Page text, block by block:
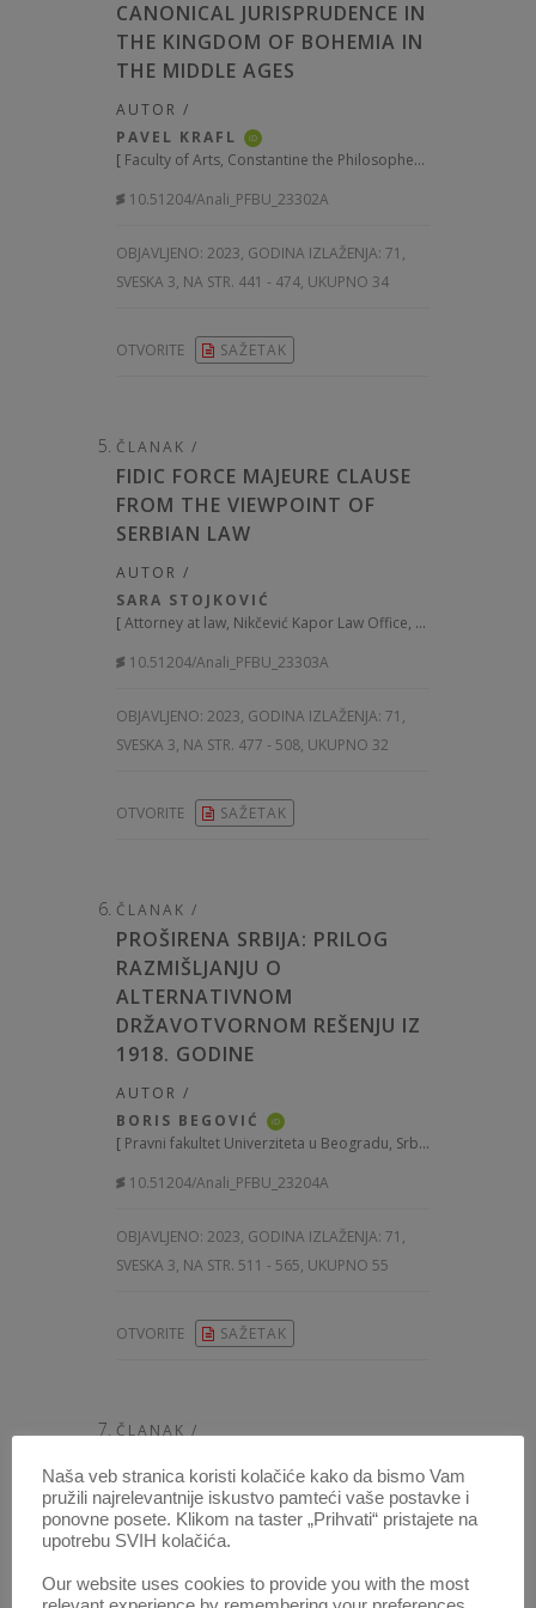
CANONICAL JURISPRUDENCE IN
THE KINGDOM OF BOHEMIA IN
THE MIDDLE AGES
AUTOR /
PAVEL KRAFL
iD
[ Faculty of Arts, Constantine the Philosopher University in Nitra, Slovakia
10.51204/Anali_PFBU_23302A
OBJAVLJENO: 2023, GODINA IZLAŽENJA: 71 ,
SVESKA 3, NA STR. 441 - 474, UKUPNO 34
OTVORITE SAŽETAK
ČLANAK /
FIDIC FORCE MAJEURE CLAUSE
FROM THE VIEWPOINT OF
SERBIAN LAW
AUTOR /
SARA STOJKOVIĆ
[Attorney at law, Nikčević Kapor Law Office, Serbia
10.51204/Anali_PFBU_23303A
OBJAVLJENO: 2023, GODINA IZLAŽENJA: 71 ,
SVESKA 3, NA STR. 477 - 508, UKUPNO 32
OTVORITE SAŽETAK
ČLANAK /
PROŠIRENA SRBIJA: PRILOG
RAZMIŠLJANJU O
ALTERNATIVNOM
DRŽAVOTVORNOM REŠENJU IZ
1918. GODINE
AUTOR /
BORIS BEGOVIĆ
iD
[ Pravni fakultet Univerziteta u Beogradu, Srbija
10.51204/Anali_PFBU_23204A
OBJAVLJENO: 2023, GODINA IZLAŽENJA: 71 ,
SVESKA 3, NA STR. 511 - 565, UKUPNO 55
OTVORITE SAŽETAK
ČLANAK /
PREMA UREDBI BRISEL II TER I
NJEGOV UTICAJ NA
NADLEŽNOST DRUGIH SUDOVA
AUTOR /
Naša veb stranica koristi kolačiće kako da bismo Vam
pružili najrelevantnije iskustvo pamteći vaše postavke i
ponovne posete. Klikom na taster „Prihvati“ pristajete na
upotrebu SVIH kolačića.
Our website uses cookies to provide you with the most